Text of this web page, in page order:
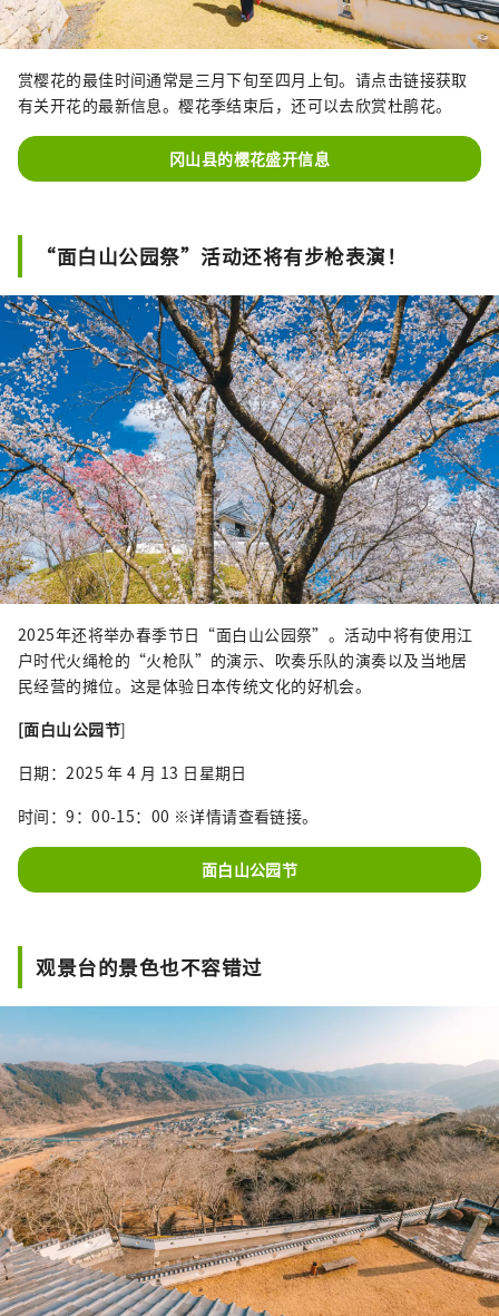
赏樱花的最佳时间通常是三月下旬至四月上旬。请点击链接获取
有关开花的最新信息。樱花季结束后，还可以去欣赏杜鹃花。
冈山县的樱花盛开信息
“面白山公园祭”活动还将有步枪表演！
2025年还将举办春季节日“面白山公园祭”。活动中将有使用江
户时代火绳枪的“火枪队”的演示、吹奏乐队的演奏以及当地居
民经营的摊位。这是体验日本传统文化的好机会。
[面白山公园节]
日期：2025 年 4 月 13 日星期日
时间：9：00-15：00 ※详情请查看链接。
面白山公园节
观景台的景色也不容错过